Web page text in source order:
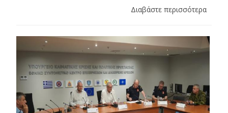
Διαβάστε περισσότερα